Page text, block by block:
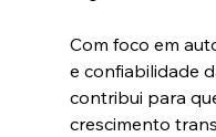
Com foco em
e confiabilidade
contribui para
crescimento